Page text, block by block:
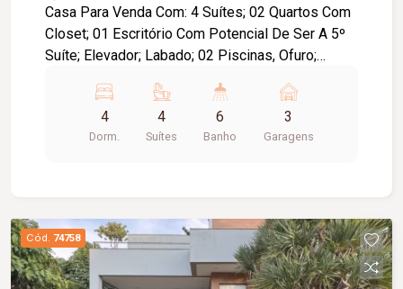
Casa Para Venda Com: 4 Suítes; 02 Quartos Com
Closet; 01 Escritório Com Potencial De Ser A 5º
Suíte; Elevador; Labado; 02 Piscinas, Ofuro;
Cozinha Gourmet Com Churrasqueira; Outra Área
Gourmet Exclusiva Com Ilha E Churrasqueira; 3
Vagas De Garagem Coberta; Paisagismo Com
4
Dorm.
4
Suítes
6
Banho
3
Garagens
Cód. 74758